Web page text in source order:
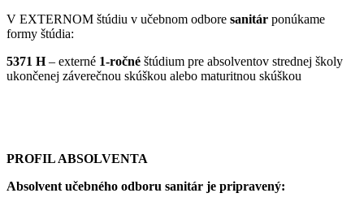
V EXTERNOM štúdiu v učebnom odbore sanitár ponúkame
formy štúdia:
5371 H– externé 1-ročné štúdium pre absolventov strednej školy
ukončenej záverečnou skúškou alebo maturitnou skúškou
PROFIL ABSOLVENTA
Absolvent učebného odboru sanitár je pripravený: